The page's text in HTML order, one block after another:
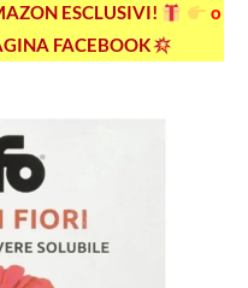
ESCLUSIVI!
o
FACEBOOK